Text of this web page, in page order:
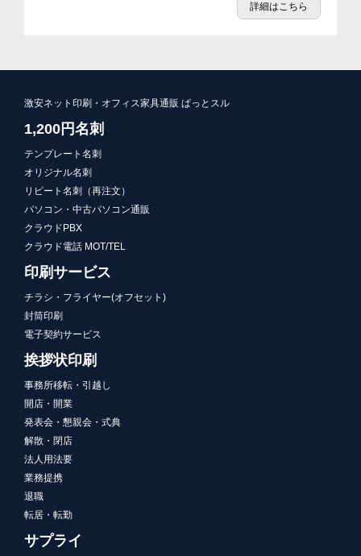
詳細はこちら
激安ネット印刷・オフィス家具通販 ぱっとスル
1,200円名刺
テンプレート名刺
オリジナル名刺
リピート名刺（再注文）
パソコン・中古パソコン通販
クラウドPBX
クラウド電話 MOT/TEL
印刷サービス
チラシ・フライヤー(オフセット)
封筒印刷
電子契約サービス
挨拶状印刷
事務所移転・引越し
開店・開業
発表会・懇親会・式典
解散・閉店
法人用法要
業務提携
退職
転居・転勤
サプライ